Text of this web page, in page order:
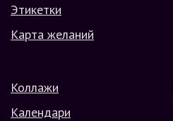
Этикетки
Карта желаний
Коллажи
Календари